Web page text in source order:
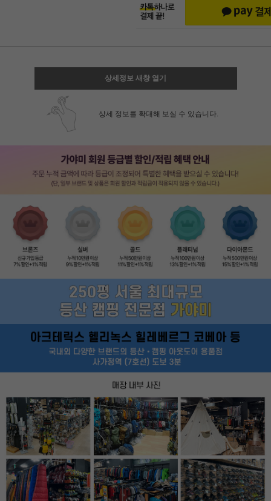
상세정보 새창 열기
상세 정보를 확대해 보실 수 있습니다.